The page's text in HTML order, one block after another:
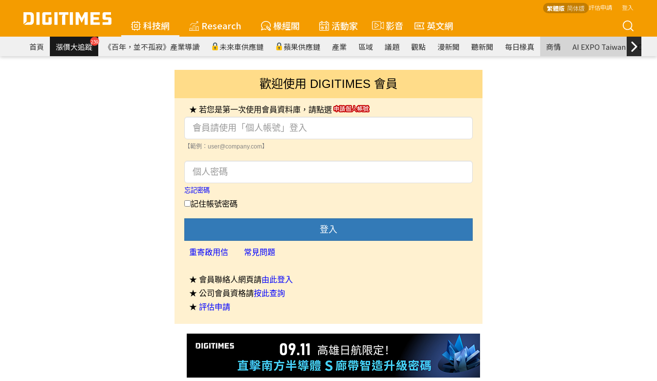
繁體版 简体版 評估申請 登入
科技網 Research 椽經閣 活動家 影音 英文網
首頁 漲價大追蹤259 《百年，並不孤寂》產業導讀 未來車供應鏈 蘋果供應鏈 產業 區域 議題 觀點 漫新聞 聽新聞 每日椽真 商情 AI EXPO Taiwan
歡迎使用 DIGITIMES 會員
★ 若您是第一次使用會員資料庫，請點選
【範例：user@company.com】
忘記密碼
記住帳號密碼
登入
重寄啟用信 常見問題
★ 會員聯絡人網頁請由此登入
★ 公司會員資格請按此查詢
★ 評估申請